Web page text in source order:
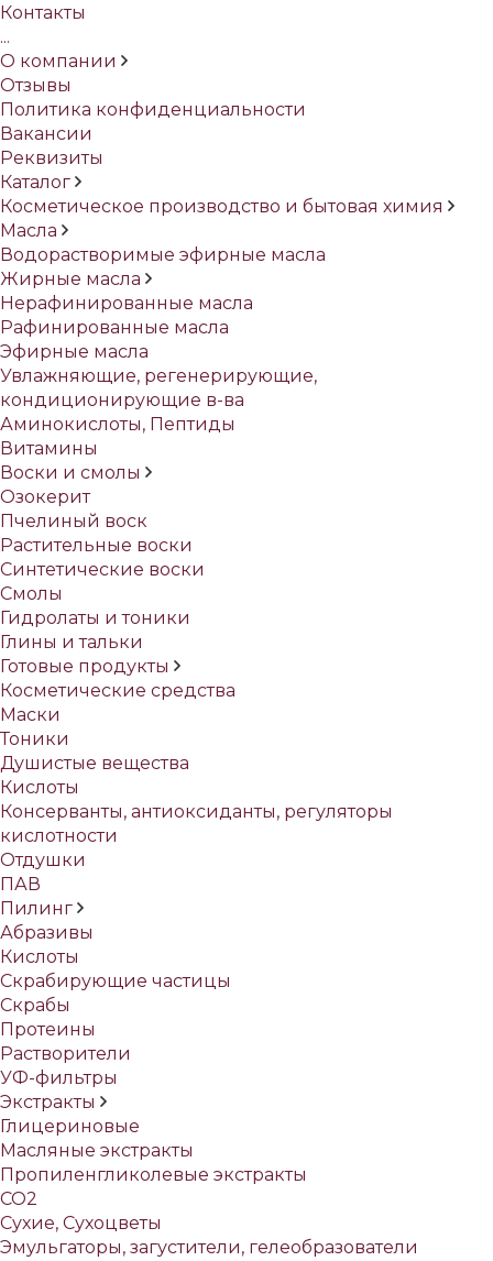
Контакты
...
О компании
Отзывы
Политика конфиденциальности
Вакансии
Реквизиты
Каталог
Косметическое производство и бытовая химия
Масла
Водорастворимые эфирные масла
Жирные масла
Нерафинированные масла
Рафинированные масла
Эфирные масла
Увлажняющие, регенерирующие,
кондиционирующие в-ва
Аминокислоты, Пептиды
Витамины
Воски и смолы
Озокерит
Пчелиный воск
Растительные воски
Синтетические воски
Смолы
Гидролаты и тоники
Глины и тальки
Готовые продукты
Косметические средства
Маски
Тоники
Душистые вещества
Кислоты
Консерванты, антиоксиданты, регуляторы
кислотности
Отдушки
ПАВ
Пилинг
Абразивы
Кислоты
Скрабирующие частицы
Скрабы
Протеины
Растворители
УФ-фильтры
Экстракты
Глицериновые
Масляные экстракты
Пропиленгликолевые экстракты
СО2
Сухие, Сухоцветы
Эмульгаторы, загустители, гелеобразователи